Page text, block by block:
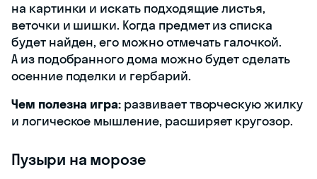
на картинки и искать подходящие листья,
веточки и шишки. Когда предмет из списка
будет найден, его можно отмечать галочкой.
А из подобранного дома можно будет сделать
осенние поделки и гербарий.
Чем полезна игра: развивает творческую жилку
и логическое мышление, расширяет кругозор.
Пузыри на морозе